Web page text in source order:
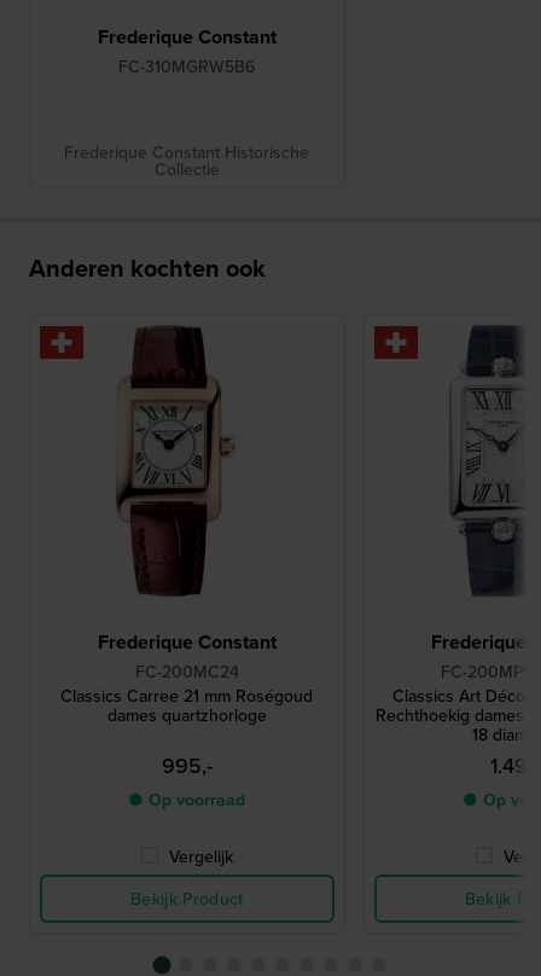
Frederique Constant
FC-310MGRW5B6
Frederique Constant Historische
Collectie
Anderen kochten ook
Frederique Constant
FC-200MC24
Classics Carree 21 mm Roségoud
dames quartzhorloge
995,-
● Op voorraad
Vergelijk
Bekijk Product
Frederique
FC-
Classics Art Déco
Rechthoekig dames
18
● Op
Bekijk